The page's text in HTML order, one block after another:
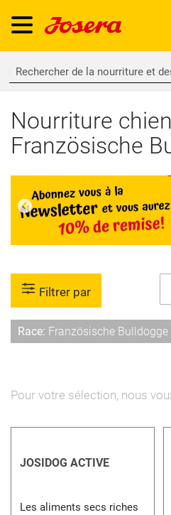
Nourriture
Französische
Race Französische Bulldogge
Pour votre sélection, nous
JOSIDOG ACTIVE
Les aliments secs riches
Filtrer par